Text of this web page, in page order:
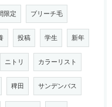
限定 ブリーチ毛
投稿 学生 新年
ニトリ カラーリスト
稗田 サンデンバス